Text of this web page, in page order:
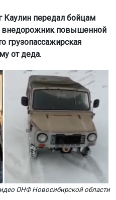
Каулин передал бойцам
внедорожник повышенной
грузопассажирская
от деда.
ОНФ Новосибирской области